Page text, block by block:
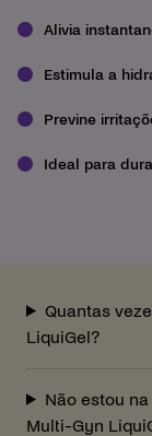
Alivia
Estimula a
Previne
Ideal para
Quantas
LiquiGel?
Não estou
Multi-Gyn